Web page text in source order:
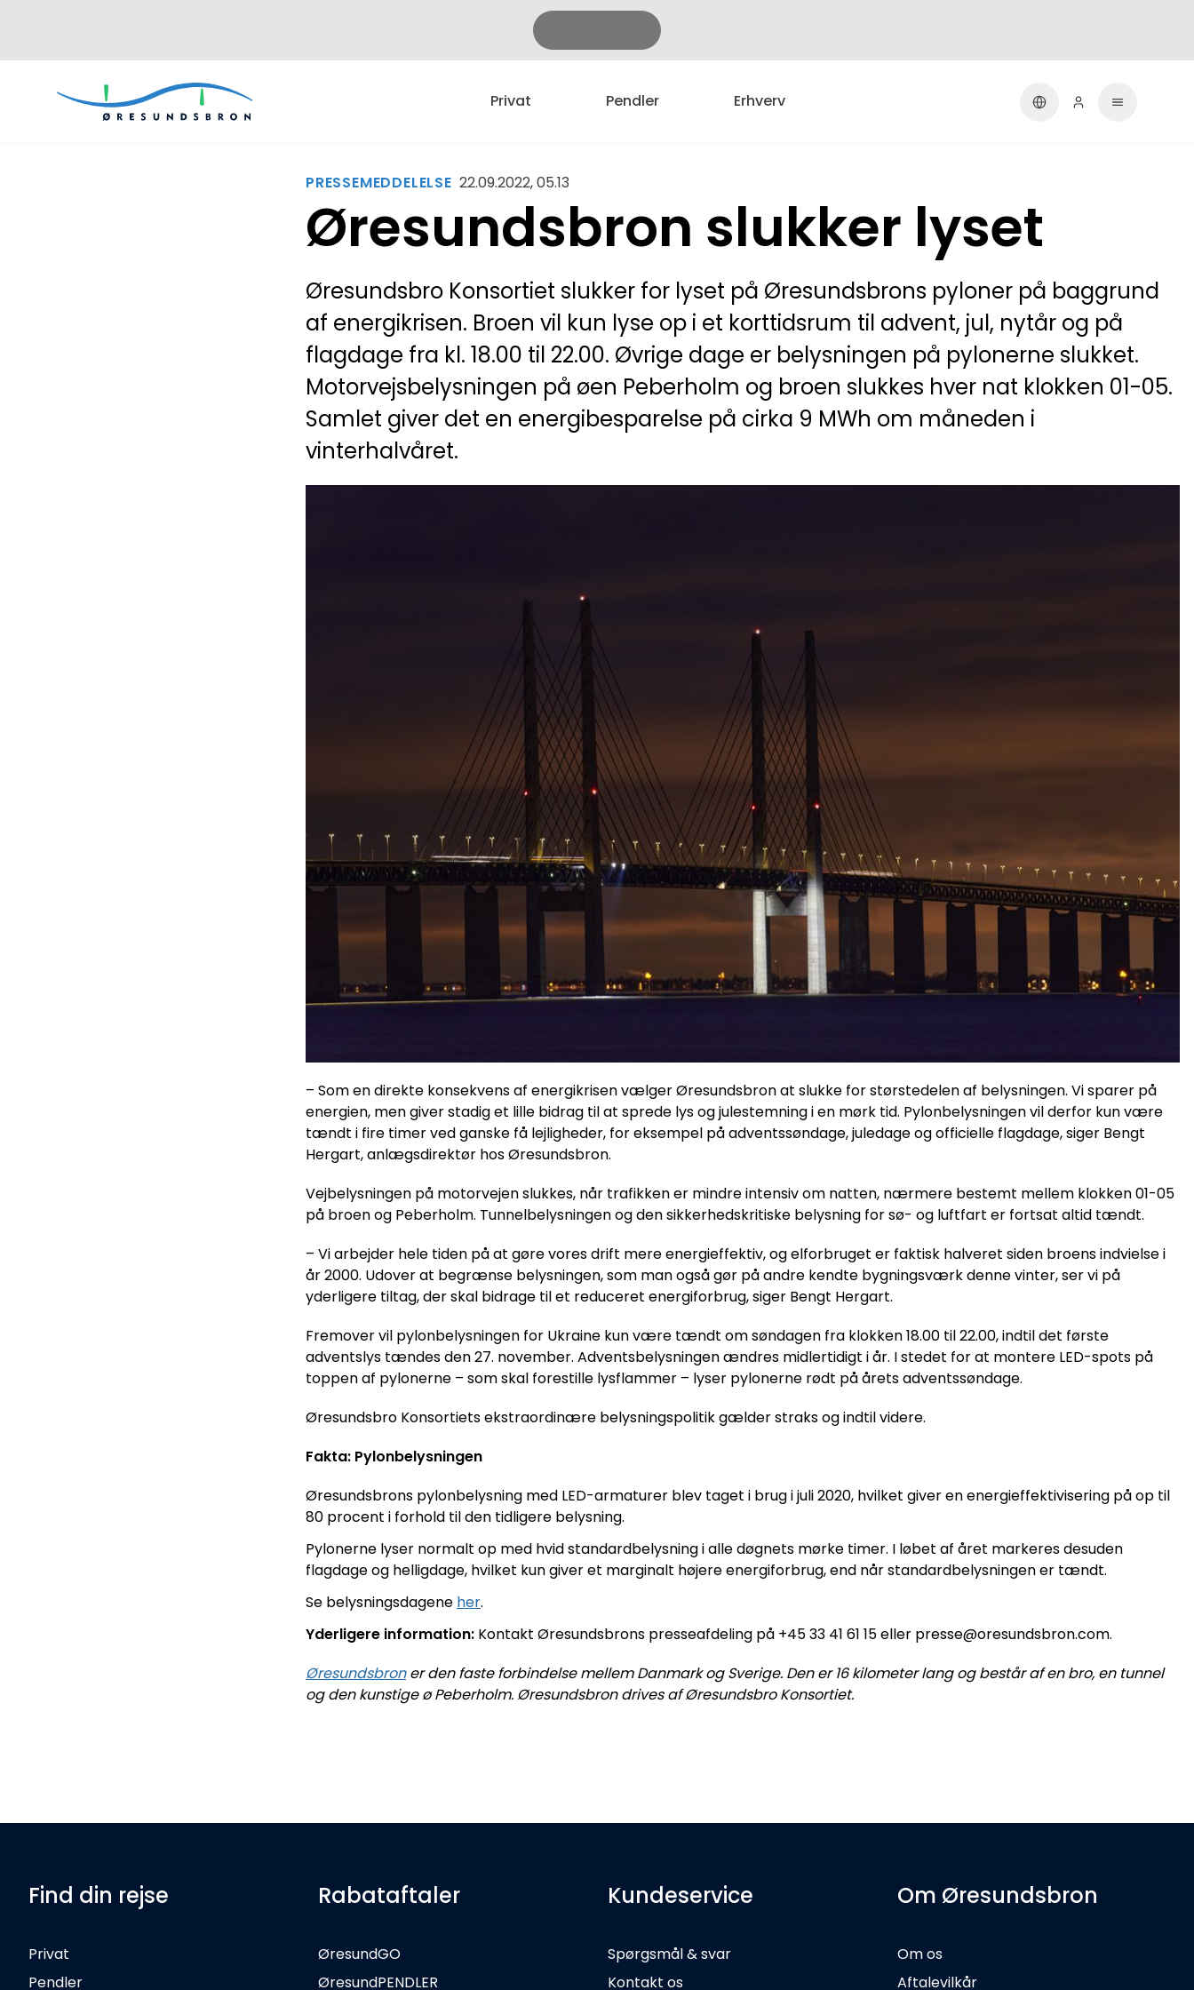
Privat Pendler Erhverv
PRESSEMEDDELELSE 22.09.2022, 05.13
Øresundsbron slukker lyset
Øresundsbro Konsortiet slukker for lyset på Øresundsbrons pyloner på baggrund
af energikrisen. Broen vil kun lyse op i et korttidsrum til advent, jul, nytår og på
flagdage fra kl. 18.00 til 22.00. Øvrige dage er belysningen på pylonerne slukket.
Motorvejsbelysningen på øen Peberholm og broen slukkes hver nat klokken 01-05.
Samlet giver det en energibesparelse på cirka 9 MWh om måneden i
vinterhalvåret.
– Som en direkte konsekvens af energikrisen vælger Øresundsbron at slukke for størstedelen af belysningen. Vi sparer på
energien, men giver stadig et lille bidrag til at sprede lys og julestemning i en mørk tid. Pylonbelysningen vil derfor kun være
tændt i fire timer ved ganske få lejligheder, for eksempel på adventssøndage, juledage og officielle flagdage, siger Bengt
Hergart, anlægsdirektør hos Øresundsbron.
Vejbelysningen på motorvejen slukkes, når trafikken er mindre intensiv om natten, nærmere bestemt mellem klokken 01-05
på broen og Peberholm. Tunnelbelysningen og den sikkerhedskritiske belysning for sø- og luftfart er fortsat altid tændt.
– Vi arbejder hele tiden på at gøre vores drift mere energieffektiv, og elforbruget er faktisk halveret siden broens indvielse i
år 2000. Udover at begrænse belysningen, som man også gør på andre kendte bygningsværk denne vinter, ser vi på
yderligere tiltag, der skal bidrage til et reduceret energiforbrug, siger Bengt Hergart.
Fremover vil pylonbelysningen for Ukraine kun være tændt om søndagen fra klokken 18.00 til 22.00, indtil det første
adventslys tændes den 27. november. Adventsbelysningen ændres midlertidigt i år. I stedet for at montere LED-spots på
toppen af ​​pylonerne – som skal forestille lysflammer – lyser pylonerne rødt på årets adventssøndage.
Øresundsbro Konsortiets ekstraordinære belysningspolitik gælder straks og indtil videre.
Fakta: Pylonbelysningen
Øresundsbrons pylonbelysning med LED-armaturer blev taget i brug i juli 2020, hvilket giver en energieffektivisering på op til
80 procent i forhold til den tidligere belysning.
Pylonerne lyser normalt op med hvid standardbelysning i alle døgnets mørke timer. I løbet af året markeres desuden
flagdage og helligdage, hvilket kun giver et marginalt højere energiforbrug, end når standardbelysningen er tændt.
Se belysningsdagene her.
Yderligere information: Kontakt Øresundsbrons presseafdeling på +45 33 41 61 15 eller presse@oresundsbron.com.
Øresundsbroner den faste forbindelse mellem Danmark og Sverige. Den er 16 kilometer lang og består af en bro, en tunnel
og den kunstige ø Peberholm. Øresundsbron drives af Øresundsbro Konsortiet.
Find din rejse
Privat
Pendler
Rabataftaler
ØresundGO
ØresundPENDLER
Kundeservice
Spørgsmål & svar
Kontakt os
Om Øresundsbron
Om os
Aftalevilkår